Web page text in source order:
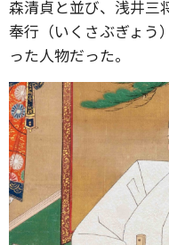
森清貞と並び、浅井三
奉行（いくさぶぎょう
った人物だった。